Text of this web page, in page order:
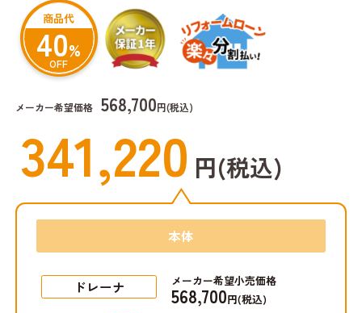
商品代
40%
OFF
メーカー希望価格 568,700円(税込)
341,220 円(税込)
本体
ドレーナ メーカー希望小売価格
568,700円(税込)